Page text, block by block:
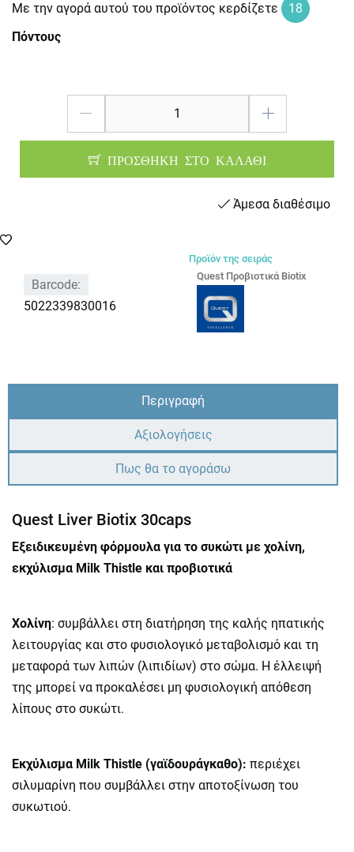
Με την αγορά αυτού του προϊόντος κερδίζετε
18
Πόντους
ΠΡΟΣΘΗΚΗ ΣΤΟ ΚΑΛΑΘΙ
Άμεσα διαθέσιμο
Barcode:
5022339830016
Προϊόν της σειράς
Quest Προβιοτικά Biotix
Περιγραφή
Αξιολογήσεις
Πως θα το αγοράσω
Quest Liver Biotix 30caps
Εξειδικευμένη φόρμουλα για το συκώτι με χολίνη,
εκχύλισμα Milk Thistle και προβιοτικά
Χολίνη: συμβάλλει στη διατήρηση της καλής ηπατικής
λειτουργίας και στο φυσιολογικό μεταβολισμό και τη
μεταφορά των λιπών (λιπιδίων) στο σώμα. Η έλλειψή
της μπορεί να προκαλέσει μη φυσιολογική απόθεση
λίπους στο συκώτι.
Εκχύλισμα Milk Thistle (γαϊδουράγκαθο): περιέχει
σιλυμαρίνη που συμβάλλει στην αποτοξίνωση του
συκωτιού.